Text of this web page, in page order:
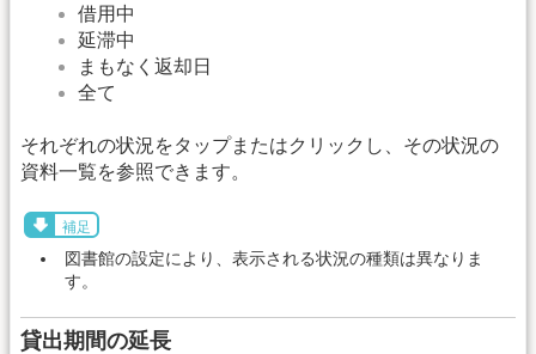
借用中
延滞中
まもなく返却日
全て
それぞれの状況をタップまたはクリックし、その状況の
資料一覧を参照できます。
補足
図書館の設定により、表示される状況の種類は異なりま
す。
貸出期間の延長